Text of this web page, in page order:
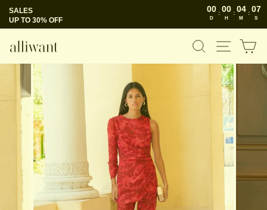
SALES
UP TO 30% OFF
00
D
: 00
H
: 04
M
: 06
S
SEARCH
SITE